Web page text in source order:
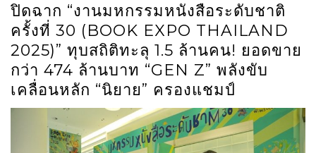
ปิดฉาก “งานมหกรรมหนังสือระดับชาติ
ครั้งที่ 30 (BOOK EXPO THAILAND
2025)” ทุบสถิติทะลุ 1.5 ล้านคน! ยอดขาย
กว่า 474 ล้านบาท “GEN Z” พลังขับ
เคลื่อนหลัก “นิยาย” ครองแชมป์